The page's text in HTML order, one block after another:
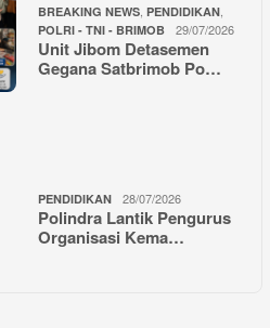
BREAKING NEWS, PENDIDIKAN,
POLRI - TNI - BRIMOB 29/07/2026
Unit Jibom Detasemen
Gegana Satbrimob Po…
PENDIDIKAN 28/07/2026
Polindra Lantik Pengurus
Organisasi Kema…